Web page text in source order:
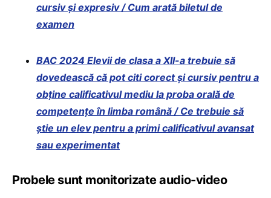
cursiv și expresiv / Cum arată biletul de
examen
BAC 2024 Elevii de clasa a XII-a trebuie să
dovedească că pot citi corect și cursiv pentru a
obține calificativul mediu la proba orală de
competențe în limba română / Ce trebuie să
știe un elev pentru a primi calificativul avansat
sau experimentat
Probele sunt monitorizate audio-video